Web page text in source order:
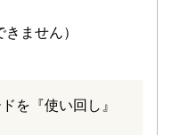
ません）
を『使い回し』